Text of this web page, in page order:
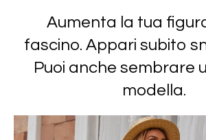
Aumenta la tua
fascino. Appari subito
Puoi anche sembrare
modella.